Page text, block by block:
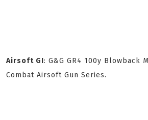
Airsoft GI: G&G GR4 100y Blowback
Combat Airsoft Gun Series.